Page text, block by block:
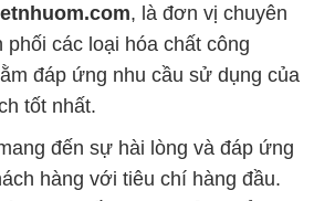
, là đơn vị chuyên
phối các loại hóa chất công
đáp ứng nhu cầu sử dụng của
tốt nhất.
đến sự hài lòng và đáp ứng
hàng với tiêu chí hàng đầu.